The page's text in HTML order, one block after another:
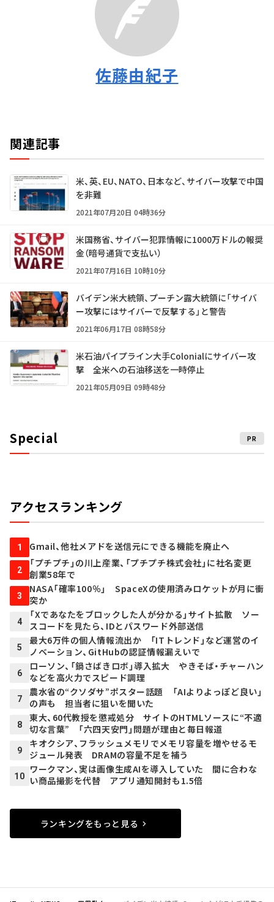
佐藤由紀子
関連記事
米、英、EU、NATO、日本など、サイバー攻撃で中国
を非難
2021年07月20日 04時36分
米国務省、サイバー犯罪情報に1000万ドルの報奨
金（暗号通貨で支払い）
2021年07月16日 10時10分
バイデン米大統領、プーチン露大統領に「サイバ
ー攻撃にはサイバーで反撃する」と警告
2021年06月17日 08時58分
米石油パイプライン大手Colonialにサイバー攻
撃 全米への石油移送を一時停止
2021年05月09日 09時48分
Special PR
アクセスランキング
1 Gmail、他社メアドを送信元にできる機能を廃止へ
2
「プチプチ」の川上産業、「プチプチ株式会社」に社名変更
創業58年で
3
NASA「確率100％」 SpaceXの使用済みロケットが月に衝
突か
4
「Xであなたをブロックした人が分かる」サイト拡散 ソー
スコードを見たら、IDとパスワード外部送信
5
最大6万件の個人情報流出か 「ITトレンド」など運営のイ
ノベーション、GitHubの認証情報漏えいで
6
ローソン、「鍋さばきロボ」導入拡大 やきそば・チャーハン
などを高火力でスピード調理
7
農水省の“クソダサ”ポスター話題 「AIよりよっぽど良い」
の声も 担当者に狙いを聞いた
8
東大、60代教授を懲戒処分 サイトのHTMLソースに“不適
切な言葉” 「六四天安門」問題が理由と毎日報道
9
キオクシア、フラッシュメモリでメモリ容量を増やせるモ
ジュール発表 DRAMの容量不足を補う
10
ワークマン、実は画像生成AIを導入していた 間に合わな
い商品撮影を代替 アプリ通知開封も1.5倍
ランキングをもっと見る